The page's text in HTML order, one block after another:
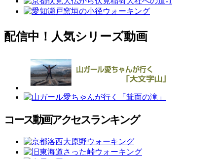
配信中！人気シリーズ動画
コース動画アクセスランキング